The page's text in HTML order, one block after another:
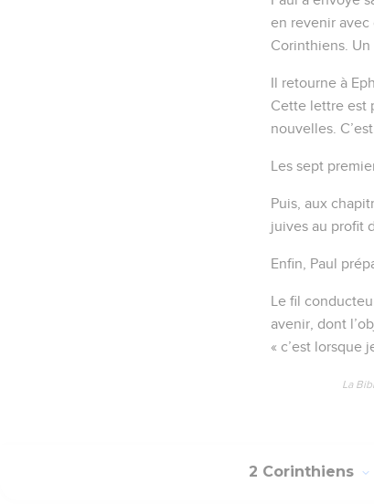
en revenir avec
Corinthiens.
Il retourne à
Cette lettre est
nouvelles.
Les sept
Puis, aux
juives au profit
Enfin, Paul
Le fil
avenir, dont
« c’est lorsque
La
2 Corinthiens